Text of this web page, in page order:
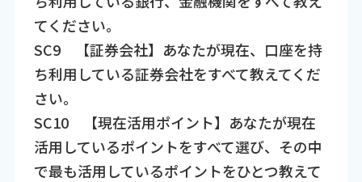
てください。
SC9 【証券会社】あなたが現在、口座を持
ち利用している証券会社をすべて教えてくだ
さい。
SC10 【現在活用ポイント】あなたが現在
活用しているポイントをすべて選び、その中
で最も活用しているポイントをひとつ教えて